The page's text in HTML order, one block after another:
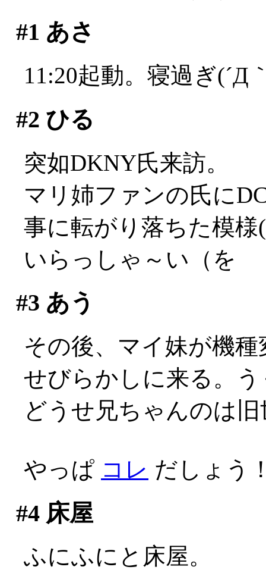
#1 あさ
11:20起動。寝過ぎ(´Д
#2 ひる
突如DKNY氏来訪。
マリ姉ファンの氏に
事に転がり落ちた模
いらっしゃ～い（を
#3 あう
その後、マイ妹が機
せびらかしに来る。う
どうせ兄ちゃんのは
やっぱ コレ だしょう
#4床屋
ふにふにと床屋。